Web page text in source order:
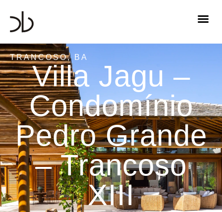
TRANCOSO, BA
Villa Jagu –
Condomínio
Pedro Grande
– Trancoso
XIII